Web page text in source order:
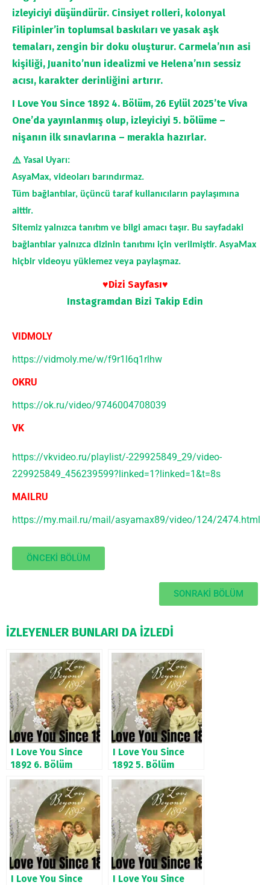
izleyiciyi düşündürür. Cinsiyet rolleri, kolonyal
Filipinler’in toplumsal baskıları ve yasak aşk
temaları, zengin bir doku oluşturur. Carmela’nın asi
kişiliği, Juanito’nun idealizmi ve Helena’nın sessiz
acısı, karakter derinliğini artırır.
I Love You Since 1892 4. Bölüm, 26 Eylül 2025’te Viva
One’da yayınlanmış olup, izleyiciyi 5. bölüme –
nişanın ilk sınavlarına – merakla hazırlar.
⚠️ Yasal Uyarı:
AsyaMax, videoları barındırmaz.
Tüm bağlantılar, üçüncü taraf kullanıcıların paylaşımına
aittir.
Sitemiz yalnızca tanıtım ve bilgi amacı taşır. Bu sayfadaki
bağlantılar yalnızca dizinin tanıtımı için verilmiştir. AsyaMax
hiçbir videoyu yüklemez veya paylaşmaz.
♥Dizi Sayfası♥
Instagramdan Bizi Takip Edin
VIDMOLY
https://vidmoly.me/w/f9r1l6q1rlhw
OKRU
https://ok.ru/video/9746004708039
VK
https://vkvideo.ru/playlist/-229925849_29/video-
229925849_456239599?linked=1?linked=1&t=8s
MAILRU
https://my.mail.ru/mail/asyamax89/video/124/2474.html
ÖNCEKİ BÖLÜM
SONRAKİ BÖLÜM
İZLEYENLER BUNLARI DA İZLEDİ
I Love You Since
1892 6. Bölüm
I Love You Since
1892 5. Bölüm
I Love You Since
I Love You Since